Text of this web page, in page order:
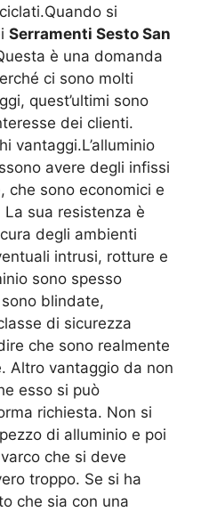
si
Serramenti Sesto San
è una domanda
ci sono molti
quest’ultimi sono
dei clienti.
vantaggi.L’alluminio
avere degli infissi
che sono economici e
sua resistenza è
degli ambienti
intrusi, rotture e
sono spesso
blindate,
di sicurezza
che sono realmente
Altro vantaggio da non
esso si può
richiesta. Non si
di alluminio e poi
che si deve
troppo. Se si ha
che sia con una